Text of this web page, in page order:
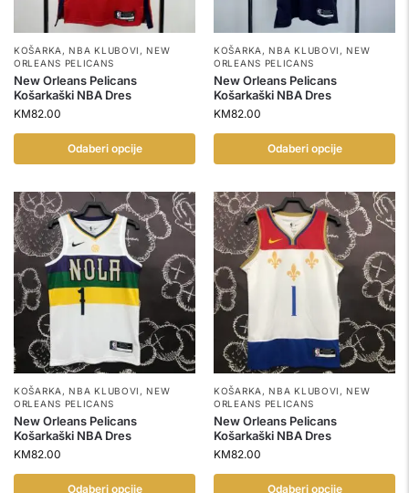
KOŠARKA ,NBA KLUBOVI ,NEW
ORLEANS PELICANS
New Orleans Pelicans
Košarkaški NBA Dres
KM82.00
Odaberi opcije
KOŠARKA ,NBA KLUBOVI ,NEW
ORLEANS PELICANS
New Orleans Pelicans
Košarkaški NBA Dres
KM82.00
Odaberi opcije
KOŠARKA ,NBA KLUBOVI ,NEW
ORLEANS PELICANS
New Orleans Pelicans
Košarkaški NBA Dres
KM82.00
Odaberi opcije
KOŠARKA ,NBA KLUBOVI ,NEW
ORLEANS PELICANS
New Orleans Pelicans
Košarkaški NBA Dres
KM82.00
Odaberi opcije